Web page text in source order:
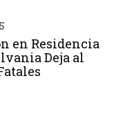
en Residencia
Deja al